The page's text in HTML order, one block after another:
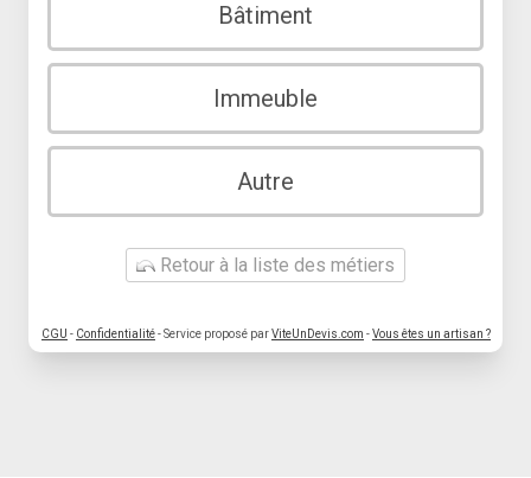
Bâtiment
Immeuble
Autre
Retour à la liste des métiers
CGU - Confidentialité- Service proposé parViteUnDevis.com -Vous êtes un artisan ?